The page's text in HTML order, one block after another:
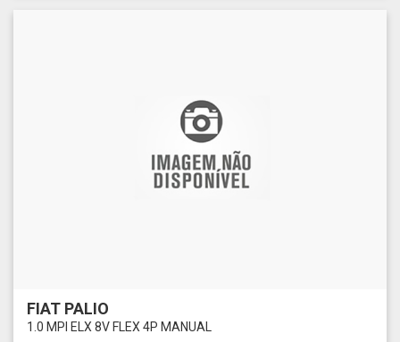
FIAT PALIO
1.0 MPI ELX 8V FLEX 4P MANUAL